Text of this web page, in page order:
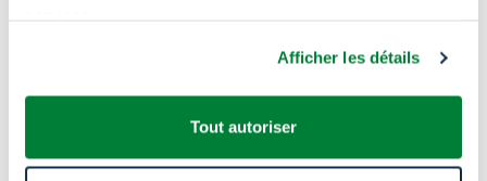
Afficher les détails
Tout autoriser
Ces autres produits